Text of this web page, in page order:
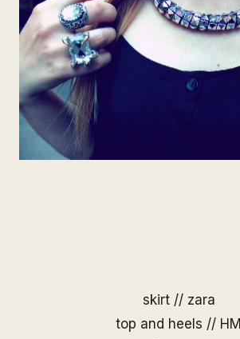
skirt // zara
top and heels // HM